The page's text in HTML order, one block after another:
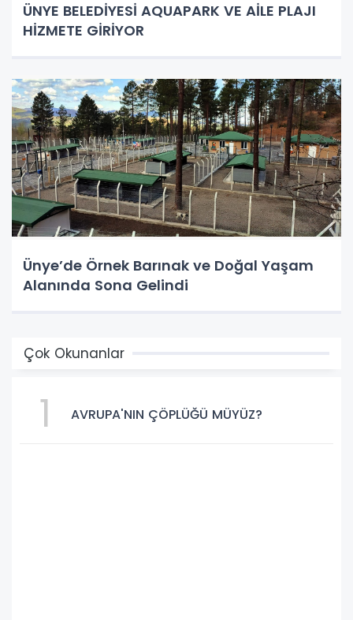
ÜNYE BELEDİYESİ AQUAPARK VE AİLE PLAJI
HİZMETE GİRİYOR
Ünye’de Örnek Barınak ve Doğal Yaşam
Alanında Sona Gelindi
Çok Okunanlar
1 AVRUPA'NIN ÇÖPLÜĞÜ MÜYÜZ?